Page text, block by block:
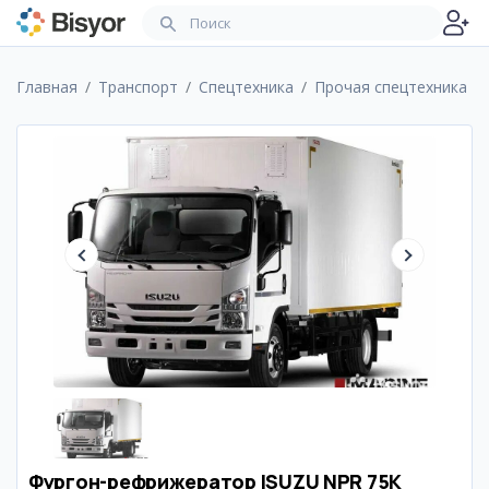
Главная Транспорт Спецтехника Прочая спецтехника
Фургон-рефрижератор ISUZU NPR 75K